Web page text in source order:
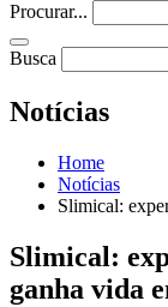
Procurar...
Busca
Notícias
Home
Notícias
Slimical:
Slimical:
ganha vida